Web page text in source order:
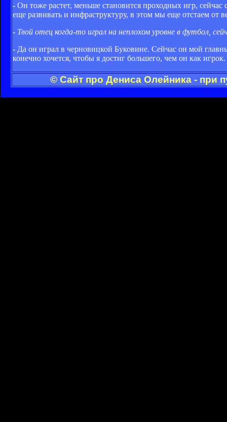
- Он тоже растет, меньше становится проходных игр,
еще развивать и инфраструктуру, в этом мы еще отстаем от
- Твой отец когда-то играл на неплохом уровне в футбол,
- Да он играл в черновицкой Буковине. Сейчас он мой
конечно хочется, чтобы я достиг большего, чем он как
© Сайт про Дениса Олейника - при